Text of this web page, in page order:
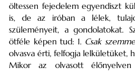
öltessen fejedelem egyendiszt
is, de az iróban a lélek,
szüleményeit, a gondolatokat.
ötféle képen tud: 1. Csak
olvasva érti, felfogja lelkületüket,
Mikor az olvasott